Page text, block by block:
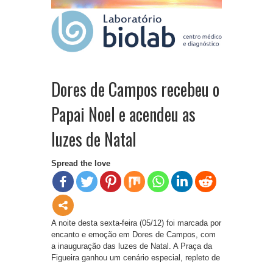
Dores de Campos recebeu o
Papai Noel e acendeu as
luzes de Natal
Spread the love
A noite desta sexta-feira (05/12) foi marcada por
encanto e emoção em Dores de Campos, com
a inauguração das luzes de Natal. A Praça da
Figueira ganhou um cenário especial, repleto de